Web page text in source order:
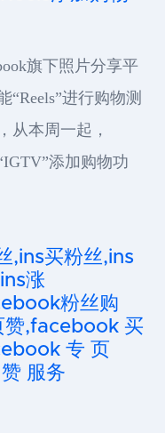
旗下照片分享平
“Reels”进行购物测
从本周一起，
添加购物功
,ins买粉丝,ins
涨
粉丝购
,facebook 买
专 页
服务